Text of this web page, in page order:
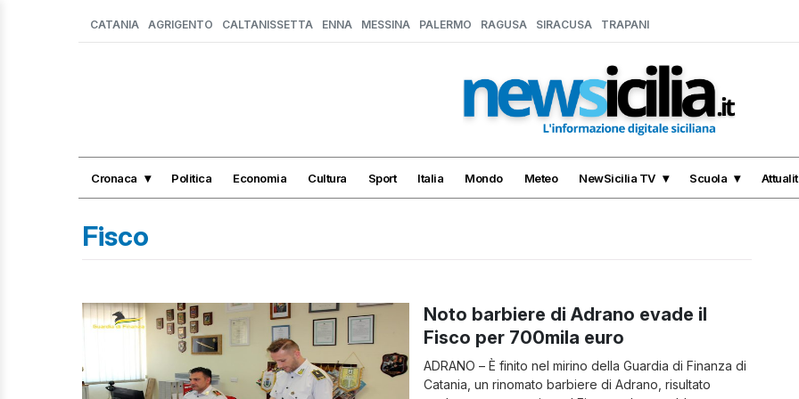
CATANIA AGRIGENTO CALTANISSETTA ENNA MESSINA PALERMO RAGUSA SIRACUSA TRAPANI
Cronaca Politica Economia Cultura Sport Italia Mondo Meteo NewSicilia TV Scuola
Fisco
Noto barbiere di Adrano evade il
Fisco per 700mila euro
ADRANO – È finito nel mirino della Guardia di Finanza di
Catania, un rinomato barbiere di Adrano, risultato